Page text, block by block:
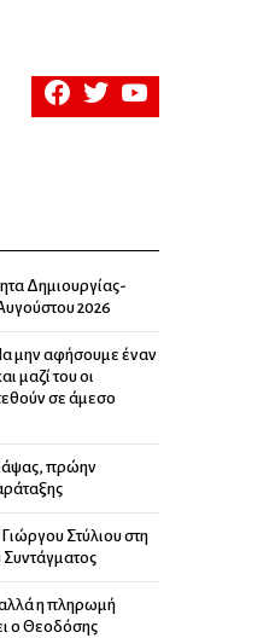
facebooktwitteryoutube
Δημιουργίας-
2026
μην αφήσουμε έναν
μαζί του οι
σε άμεσο
πρώην
Στύλιου στη
η πληρωμή
ο Θεοδόσης